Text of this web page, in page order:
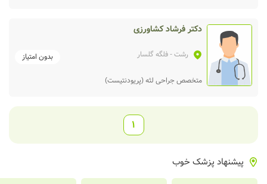
دکتر فرشاد کشاورزی
رشت- فلگه گلسار بدون امتیاز
متخصص جراحی لثه (پریودنتیست)
1
پیشنهاد پزشک خوب